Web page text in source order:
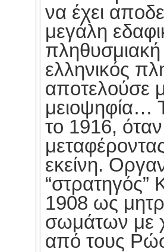
να έχει
μεγάλη
ελληνικός
αποτελούσε
μειοψηφία…
το 1916,
εκείνη.
1908 ως
σωμάτων με
από τους